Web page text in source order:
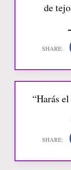
de
“Harás